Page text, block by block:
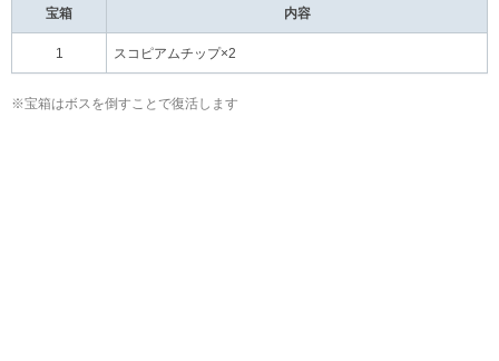
宝箱 内容
1 スコピアムチップ×2
※宝箱はボスを倒すことで復活します